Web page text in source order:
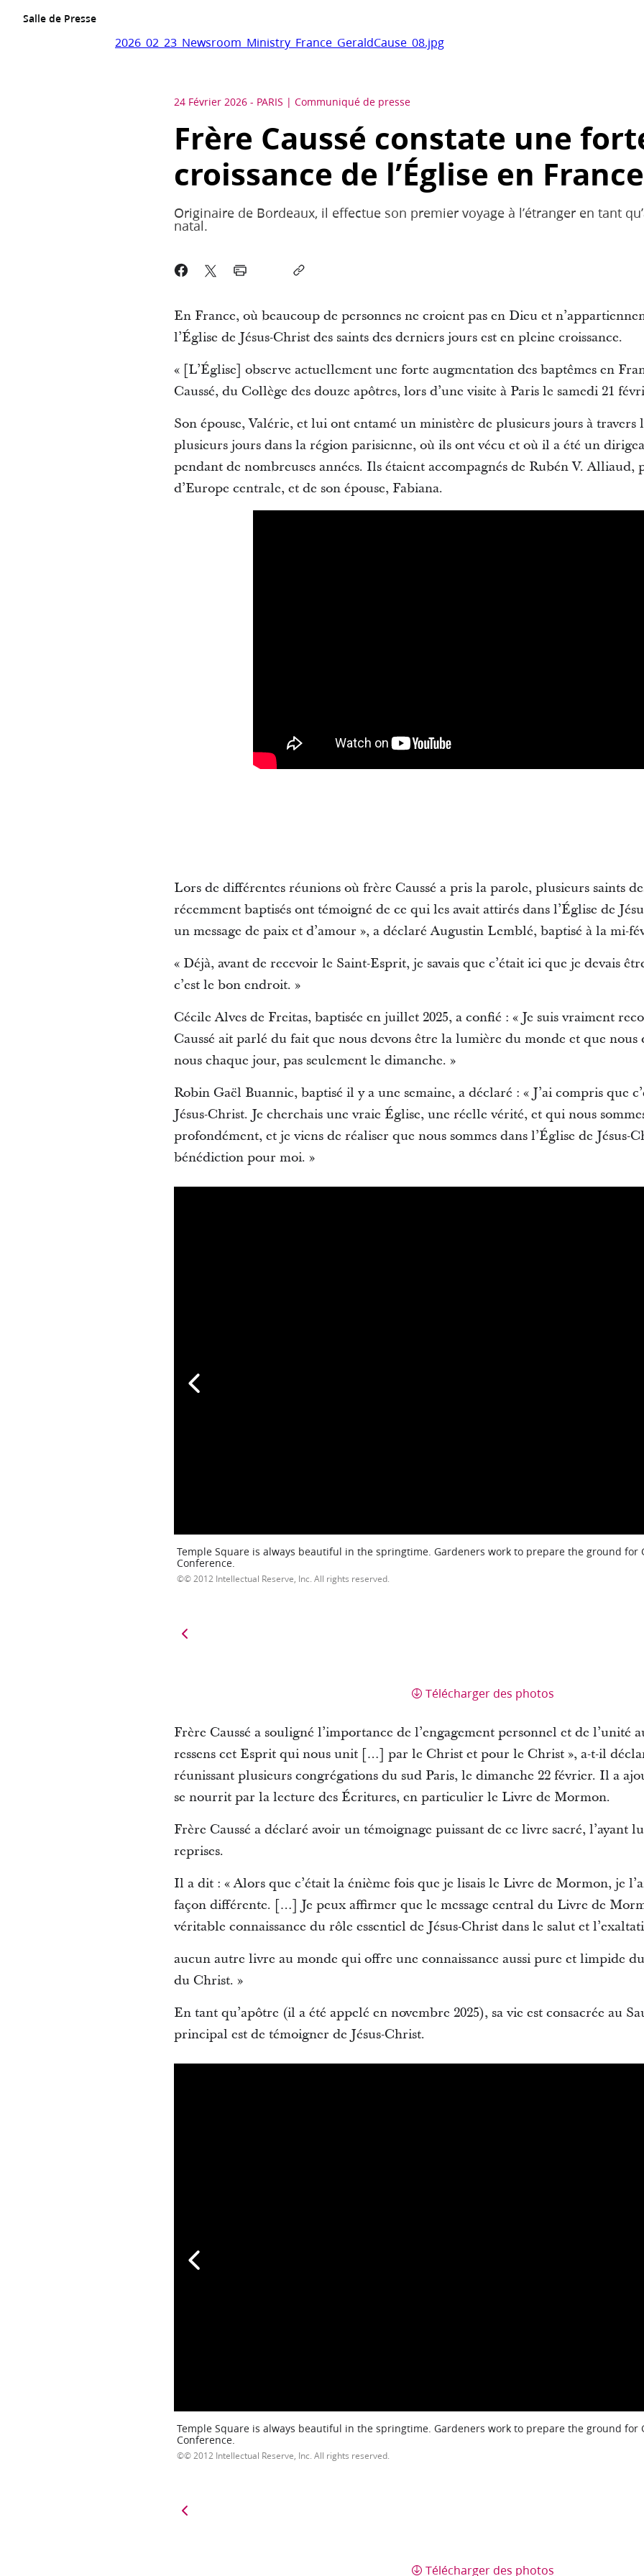
Salle de Presse
2026_02_23_Newsroom_Ministry_France_GeraldCause_08.jpg
24 Février 2026 - PARIS Communiqué de presse
Frère Caussé constate une
croissance de l’Église en France
Originaire de Bordeaux, il effectue son premier voyage à l’étranger en tant
natal.
En France, où beaucoup de personnes ne croient pas en Dieu et
l’Église de Jésus-Christ des saints des derniers jours est en pleine croissance.
« [L’Église] observe actuellement une forte augmentation des baptêmes en
Caussé, du Collège des douze apôtres, lors d’une visite à Paris le samedi 21
Son épouse, Valérie, et lui ont entamé un ministère de plusieurs jours à travers
plusieurs jours dans la région parisienne, où ils ont vécu et où il a été un
pendant de nombreuses années. Ils étaient accompagnés de Rubén V. Alliaud,
d’Europe centrale, et de son épouse, Fabiana.
Lors de différentes réunions où frère Caussé a pris la parole, plusieurs saints
récemment baptisés ont témoigné de ce qui les avait attirés dans l’Église de
un message de paix et d’amour », a déclaré Augustin Lemblé, baptisé à la mi-
« Déjà, avant de recevoir le Saint-Esprit, je savais que c’était ici que je devais
c’est le bon endroit. »
Cécile Alves de Freitas, baptisée en juillet 2025, a confié : « Je suis vraiment
Caussé ait parlé du fait que nous devons être la lumière du monde et que nous
nous chaque jour, pas seulement le dimanche. »
Robin Gaël Buannic, baptisé il y a une semaine, a déclaré : « J’ai compris que
Jésus-Christ. Je cherchais une vraie Église, une réelle vérité, et qui nous
profondément, et je viens de réaliser que nous sommes dans l’Église de Jésus-
bénédiction pour moi. »
Temple Square is always beautiful in the springtime. Gardeners work to prepare the ground for
Conference.
© 2012 Intellectual Reserve, Inc. All rights reserved.
Télécharger des photos
Frère Caussé a souligné l’importance de l’engagement personnel et de l’unité
ressens cet Esprit qui nous unit […] par le Christ et pour le Christ », a-t-il
réunissant plusieurs congrégations du sud Paris, le dimanche 22 février. Il a
se nourrit par la lecture des Écritures, en particulier le Livre de Mormon.
Frère Caussé a déclaré avoir un témoignage puissant de ce livre sacré, l’ayant
reprises.
Il a dit : « Alors que c’était la énième fois que je lisais le Livre de Mormon, je
façon différente. […] Je peux affirmer que le message central du Livre de
véritable connaissance du rôle essentiel de Jésus-Christ dans le salut et
aucun autre livre au monde qui offre une connaissance aussi pure et limpide
du Christ. »
En tant qu’apôtre (il a été appelé en novembre 2025), sa vie est consacrée au
principal est de témoigner de Jésus-Christ.
Temple Square is always beautiful in the springtime. Gardeners work to prepare the ground for
Conference.
© 2012 Intellectual Reserve, Inc. All rights reserved.
Télécharger des photos